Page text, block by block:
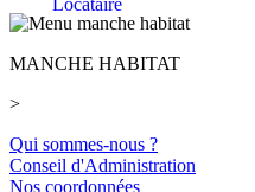
MANCHE HABITAT
>
Qui sommes-nous ?
Conseil d'Administration
Nos coordonnées